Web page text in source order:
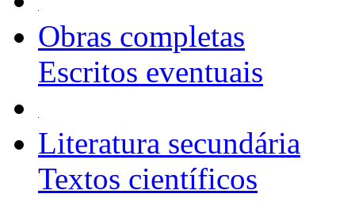
Obras completas
Escritos eventuais
Literatura secundária
Textos científicos